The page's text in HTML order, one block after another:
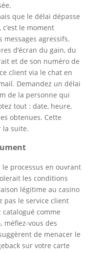
que le délai dépasse
le moment
messages agressifs.
d’écran du gain, du
et de son numéro de
client via le chat en
Demandez un délai
de la personne qui
tout : date, heure,
obtenues. Cette
la suite.
processus en ouvrant
les conditions
légitime au casino
pas le service client
comme
méfiez-vous des
de menacer le
sur votre carte